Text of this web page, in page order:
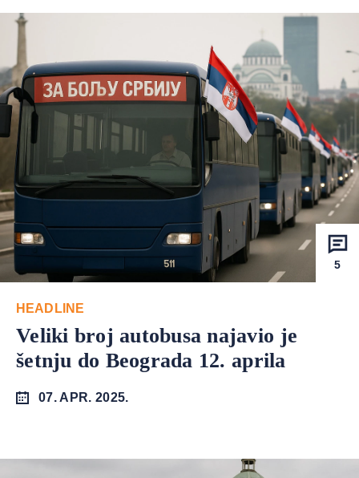
5
HEADLINE
Veliki broj autobusa najavio je
šetnju do Beograda 12. aprila
07. APR. 2025.